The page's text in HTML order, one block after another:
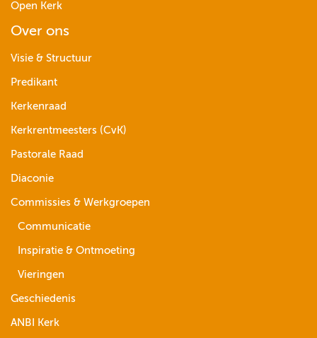
Open Kerk
Over ons
Visie & Structuur
Predikant
Kerkenraad
Kerkrentmeesters (CvK)
Pastorale Raad
Diaconie
Commissies & Werkgroepen
Communicatie
Inspiratie & Ontmoeting
Vieringen
Geschiedenis
ANBI Kerk